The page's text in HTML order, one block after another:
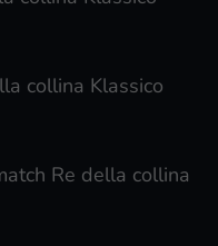
collina Klassico
Re della collina